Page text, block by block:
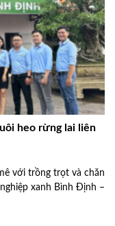
heo rừng lai liên
với trồng trọt và chăn
xanh Bình Định –